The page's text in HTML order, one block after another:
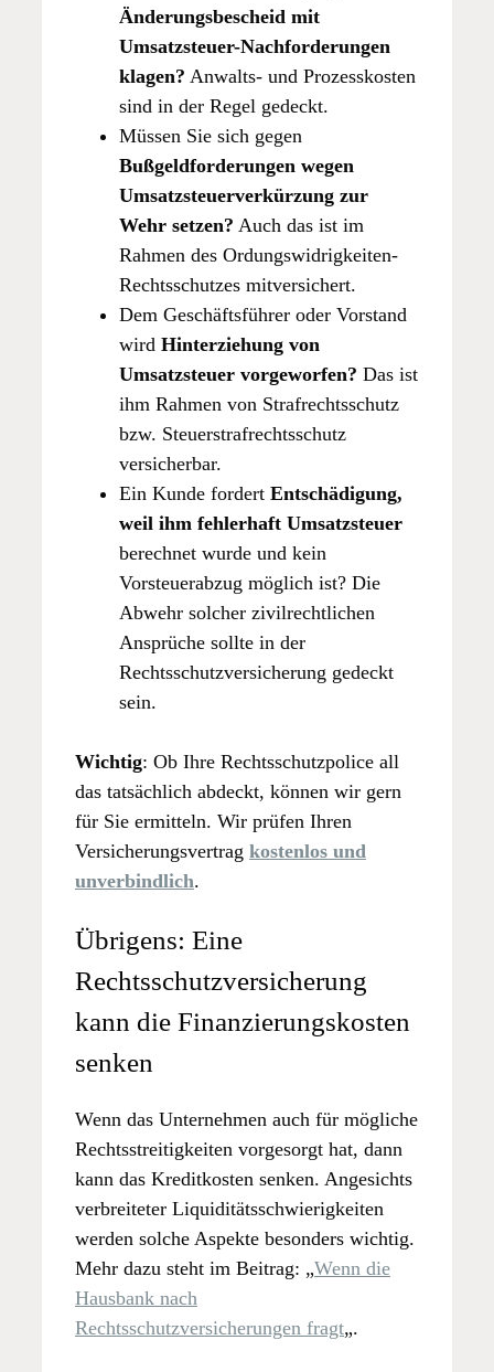
Änderungsbescheid mit
Umsatzsteuer-Nachforderungen
klagen? Anwalts- und Prozesskosten
sind in der Regel gedeckt.
Müssen Sie sich gegen
Bußgeldforderungen wegen
Umsatzsteuerverkürzung zur
Wehr setzen? Auch das ist im
Rahmen des Ordungswidrigkeiten-
Rechtsschutzes mitversichert.
Dem Geschäftsführer oder Vorstand
wird Hinterziehung von
Umsatzsteuer vorgeworfen? Das ist
ihm Rahmen von Strafrechtsschutz
bzw. Steuerstrafrechtsschutz
versicherbar.
Ein Kunde fordert Entschädigung,
weil ihm fehlerhaft Umsatzsteuer
berechnet wurde und kein
Vorsteuerabzug möglich ist? Die
Abwehr solcher zivilrechtlichen
Ansprüche sollte in der
Rechtsschutzversicherung gedeckt
sein.
Wichtig: Ob Ihre Rechtsschutzpolice all
das tatsächlich abdeckt, können wir gern
für Sie ermitteln. Wir prüfen Ihren
Versicherungsvertrag kostenlos und
unverbindlich.
Übrigens: Eine
Rechtsschutzversicherung
kann die Finanzierungskosten
senken
Wenn das Unternehmen auch für mögliche
Rechtsstreitigkeiten vorgesorgt hat, dann
kann das Kreditkosten senken. Angesichts
verbreiteter Liquiditätsschwierigkeiten
werden solche Aspekte besonders wichtig.
Mehr dazu steht im Beitrag: „Wenn die
Hausbank nach
Rechtsschutzversicherungen fragt„.